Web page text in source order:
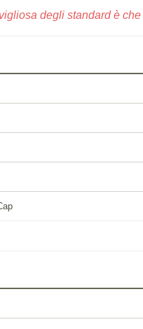
degli standard è